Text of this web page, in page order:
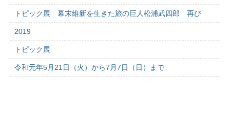
トピック展 幕末維新を生きた旅の巨人松浦武四郎 再び
2019
トピック展
令和元年5月21日（火）から7月7日（日）まで